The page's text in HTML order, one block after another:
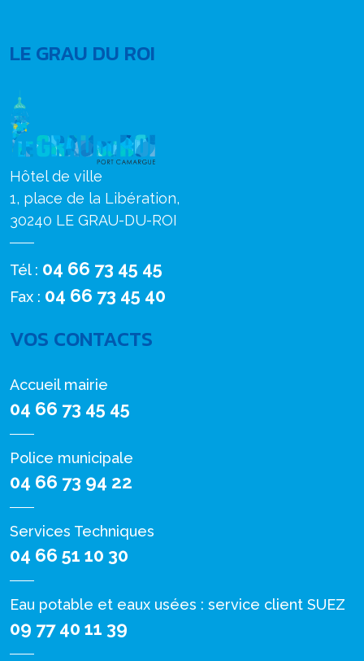
LE GRAU DU ROI
Hôtel de ville
1, place de la Libération,
30240 LE GRAU-DU-ROI
Tél : 04 66 73 45 45
Fax : 04 66 73 45 40
VOS CONTACTS
Accueil mairie
04 66 73 45 45
Police municipale
04 66 73 94 22
Services Techniques
04 66 51 10 30
Eau potable et eaux usées : service client SUEZ
09 77 40 11 39